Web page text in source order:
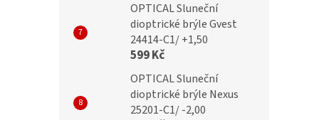
OPTICAL Sluneční
dioptrické brýle Gvest
24414-C1/ +1,50
599 Kč
OPTICAL Sluneční
dioptrické brýle Nexus
25201-C1/ -2,00